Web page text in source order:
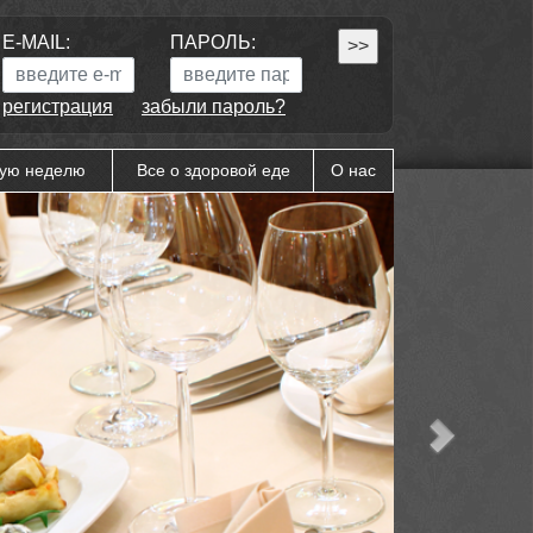
E-MAIL: ПАРОЛЬ:
регистрация забыли пароль?
неделю Все о здоровой еде О нас